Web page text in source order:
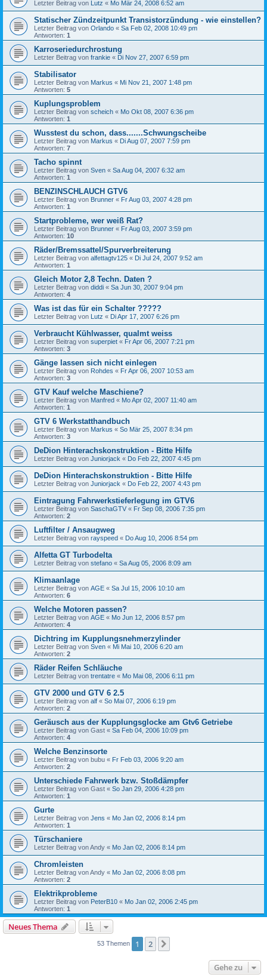
Letzter Beitrag von Lutz « Mo Mär 24, 2008 6:52 am
Statischer Zündzeitpunkt Transistorzündung - wie einstellen?
Letzter Beitrag von Orlando « Sa Feb 02, 2008 10:49 pm
Antworten: 1
Karroseriedurchrostung
Letzter Beitrag von frankie « Di Nov 27, 2007 6:59 pm
Stabilisator
Letzter Beitrag von Markus « Mi Nov 21, 2007 1:48 pm
Antworten: 5
Kuplungsproblem
Letzter Beitrag von scheich « Mo Okt 08, 2007 6:36 pm
Antworten: 1
Wusstest du schon, dass.......Schwungscheibe
Letzter Beitrag von Markus « Di Aug 07, 2007 7:59 pm
Antworten: 7
Tacho spinnt
Letzter Beitrag von Sven « Sa Aug 04, 2007 6:32 am
Antworten: 1
BENZINSCHLAUCH GTV6
Letzter Beitrag von Brunner « Fr Aug 03, 2007 4:28 pm
Antworten: 1
Startprobleme, wer weiß Rat?
Letzter Beitrag von Brunner « Fr Aug 03, 2007 3:59 pm
Antworten: 10
Räder/Bremssattel/Spurverbreiterung
Letzter Beitrag von alfettagtv125 « Di Jul 24, 2007 9:52 am
Antworten: 1
Gleich Motor 2,8 Techn. Daten ?
Letzter Beitrag von diddi « Sa Jun 30, 2007 9:04 pm
Antworten: 4
Was ist das für ein Schalter ?????
Letzter Beitrag von Lutz « Di Apr 17, 2007 6:26 pm
Verbraucht Kühlwasser, qualmt weiss
Letzter Beitrag von superpiet « Fr Apr 06, 2007 7:21 pm
Antworten: 3
Gänge lassen sich nicht einlegen
Letzter Beitrag von Rohdes « Fr Apr 06, 2007 10:53 am
Antworten: 3
GTV Kauf welche Maschiene?
Letzter Beitrag von Manfred « Mo Apr 02, 2007 11:40 am
Antworten: 1
GTV 6 Werkstatthandbuch
Letzter Beitrag von Markus « So Mär 25, 2007 8:34 pm
Antworten: 3
DeDion Hinterachskonstruktion - Bitte Hilfe
Letzter Beitrag von Juniorjack « Do Feb 22, 2007 4:45 pm
DeDion Hinterachskonstruktion - Bitte Hilfe
Letzter Beitrag von Juniorjack « Do Feb 22, 2007 4:43 pm
Eintragung Fahrwerkstieferlegung im GTV6
Letzter Beitrag von SaschaGTV « Fr Sep 08, 2006 7:35 pm
Antworten: 2
Luftfilter / Ansaugweg
Letzter Beitrag von rayspeed « Do Aug 10, 2006 8:54 pm
Alfetta GT Turbodelta
Letzter Beitrag von stefano « Sa Aug 05, 2006 8:09 am
Klimaanlage
Letzter Beitrag von AGE « Sa Jul 15, 2006 10:10 am
Antworten: 6
Welche Motoren passen?
Letzter Beitrag von AGE « Mo Jun 12, 2006 8:57 pm
Antworten: 4
Dichtring im Kupplungsnehmerzylinder
Letzter Beitrag von Sven « Mi Mai 10, 2006 6:20 am
Antworten: 2
Räder Reifen Schläuche
Letzter Beitrag von trentatre « Mo Mai 08, 2006 6:11 pm
GTV 2000 und GTV 6 2.5
Letzter Beitrag von alf « So Mai 07, 2006 6:19 pm
Antworten: 2
Geräusch aus der Kupplungsglocke am Gtv6 Getriebe
Letzter Beitrag von Gast « Sa Feb 04, 2006 10:09 pm
Antworten: 4
Welche Benzinsorte
Letzter Beitrag von bubu « Fr Feb 03, 2006 9:20 am
Antworten: 2
Unterschiede Fahrwerk bzw. Stoßdämpfer
Letzter Beitrag von Gast « So Jan 29, 2006 4:28 pm
Antworten: 1
Gurte
Letzter Beitrag von Jens « Mo Jan 02, 2006 8:14 pm
Antworten: 1
Türschaniere
Letzter Beitrag vonAndy « Mo Jan 02, 2006 8:14 pm
Chromleisten
Letzter Beitrag vonAndy « Mo Jan 02, 2006 8:08 pm
Antworten: 2
Elektrikprobleme
Letzter Beitrag von PeterB10 « Mo Jan 02, 2006 2:45 pm
Antworten: 1
Neues Thema
53 Themen 1 2
Gehe zu